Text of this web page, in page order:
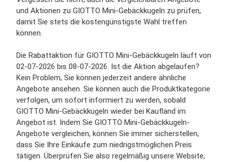
und Aktionen zu GIOTTO Mini-Gebäckkugeln zu prüfen,
damit Sie stets die kostengünstigste Wahl treffen
können.
Die Rabattaktion für GIOTTO Mini-Gebäckkugeln läuft von
02-07-2026 bis 08-07-2026. Ist die Aktion abgelaufen?
Kein Problem, Sie können jederzeit andere ähnliche
Angebote ansehen. Sie können auch die Produktkategorie
verfolgen, um sofort informiert zu werden, sobald
GIOTTO Mini-Gebäckkugeln wieder bei Kaufland im
Angebot ist. Indem Sie GIOTTO Mini-Gebäckkugeln-
Angebote vergleichen, können Sie immer sicherstellen,
dass Sie Ihre Einkäufe zum niedrigstmöglichen Preis
tätigen. Überprüfen Sie also regelmäßig unsere Website,